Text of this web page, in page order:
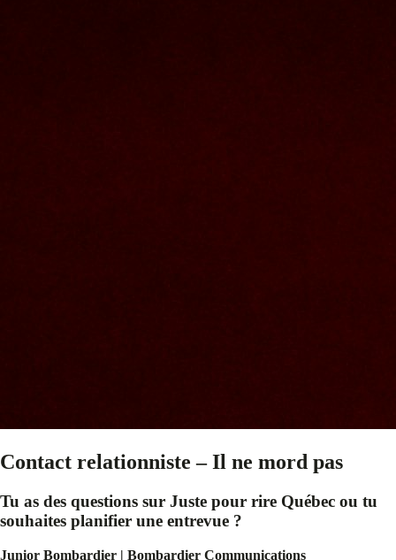
Contact relationniste – Il ne mord pas
Tu as des questions sur Juste pour rire Québec ou tu
souhaites planifier une entrevue ?
Junior Bombardier | Bombardier Communications